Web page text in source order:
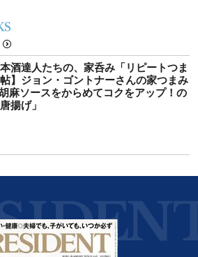
本酒達人たちの、家呑み「リピートつま
】ジョン・ゴントナーさんの家つまみ
ソースをからめてコクをアップ！の
揚げ」